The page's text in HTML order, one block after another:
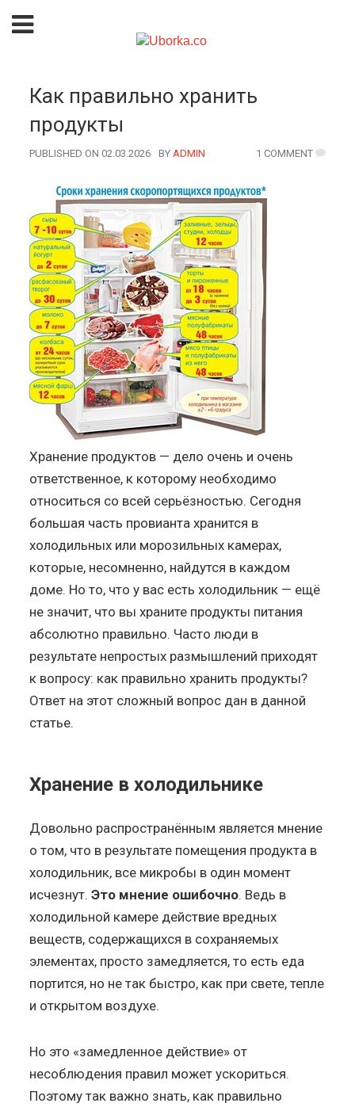
Как правильно хранить
продукты
PUBLISHED ON 02.03.2026 BY AUTHOR
ADMIN 1 COMMENT
Хранение продуктов — дело очень и очень
ответственное, к которому необходимо
относиться со всей серьёзностью. Сегодня
большая часть провианта хранится в
холодильных или морозильных камерах,
которые, несомненно, найдутся в каждом
доме. Но то, что у вас есть холодильник — ещё
не значит, что вы храните продукты питания
абсолютно правильно. Часто люди в
результате непростых размышлений приходят
к вопросу: как правильно хранить продукты?
Ответ на этот сложный вопрос дан в данной
статье.
Хранение в холодильнике
Довольно распространённым является мнение
о том, что в результате помещения продукта в
холодильник, все микробы в один момент
исчезнут.Это мнение ошибочно. Ведь в
холодильной камере действие вредных
веществ, содержащихся в сохраняемых
элементах, просто замедляется, то есть еда
портится, но не так быстро, как при свете, тепле
и открытом воздухе.
Но это «замедленное действие» от
несоблюдения правил может ускориться.
Поэтому так важно знать, как правильно